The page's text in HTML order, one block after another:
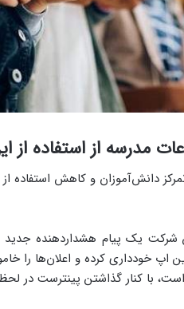
مدرسه از استفاده از
دانش‌آموزان و کاهش استفاده
شرکت یک پیام هشداردهنده جدید
اپ خودداری کرده و اعلان‌ها را
با کنار گذاشتن پینترست در